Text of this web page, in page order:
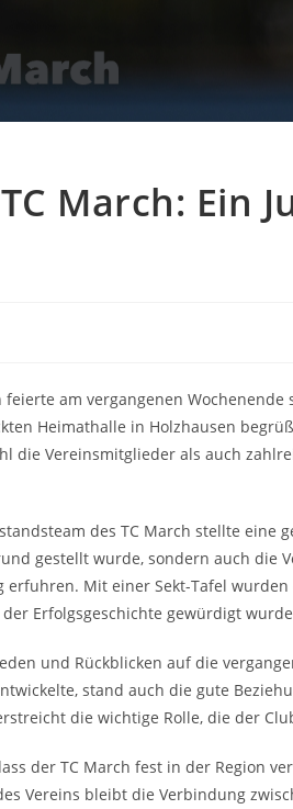
March: Ein
am vergangenen
Heimathalle in Holzhausen
die Vereinsmitglieder als auch
des TC March stellte
gestellt wurde, sondern auch
erfuhren. Mit einer Sekt-Tafel
Erfolgsgeschichte gewürdigt
und Rückblicken auf die
stand auch die gute
die wichtige Rolle, die der
der TC March fest in der Region
Vereins bleibt die Verbindung